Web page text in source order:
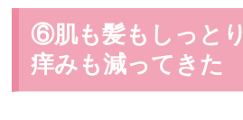
⑥肌も髪もしっと
痒みも減ってきた